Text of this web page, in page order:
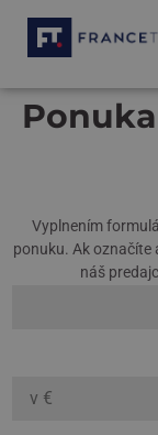
Vyplnením
ponuku. Ak označíte
náš